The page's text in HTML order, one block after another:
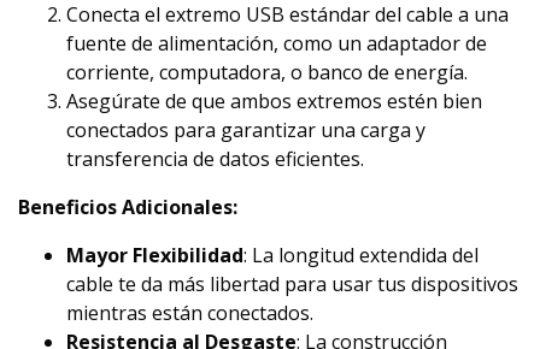
Conecta el extremo USB estándar del cable a una
fuente de alimentación, como un adaptador de
corriente, computadora, o banco de energía.
Asegúrate de que ambos extremos estén bien
conectados para garantizar una carga y
transferencia de datos eficientes.
Beneficios Adicionales:
Mayor Flexibilidad: La longitud extendida del
cable te da más libertad para usar tus dispositivos
mientras están conectados.
Resistencia al Desgaste: La construcción